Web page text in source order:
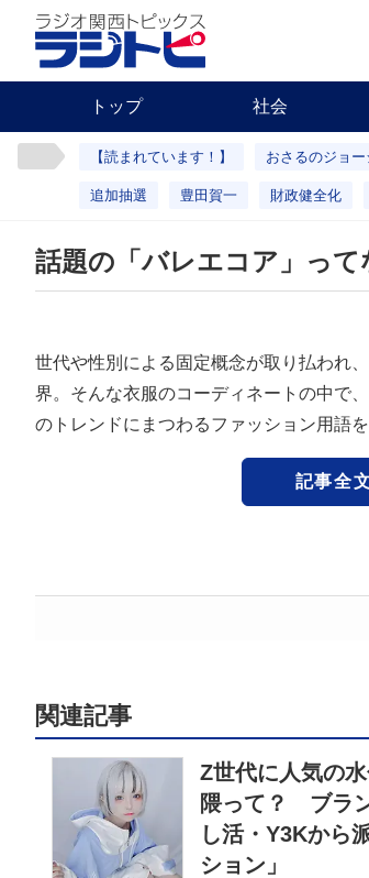
トップ 社会
【読まれています！】 おさるのジョー
追加抽選 豊田賀一 財政健全化
話題の「バレエコア」っ
世代や性別による固定概念が取り払われ
界。そんな衣服のコーディネートの中で
のトレンドにまつわるファッション用語を
記事全
関連記事
Z世代に人気の
隈って？ ブラ
し活・Y3Kから
ション」